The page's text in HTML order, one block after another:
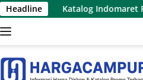
Headline
Katalog Indomaret Promo